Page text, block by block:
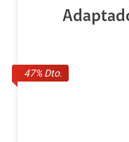
47% Dto.